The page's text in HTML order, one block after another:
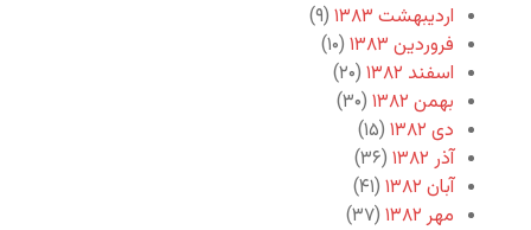
اردیبهشت ۱۳۸۳
(۹)
فروردین ۱۳۸۳
(۱۰)
اسفند ۱۳۸۲
(۲۰)
بهمن ۱۳۸۲
(۳۰)
دی ۱۳۸۲
(۱۵)
آذر ۱۳۸۲
(۳۶)
آبان ۱۳۸۲
(۴۱)
مهر ۱۳۸۲
(۳۷)